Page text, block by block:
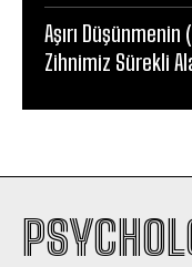
Aşırı
Zihnimiz Sürekli